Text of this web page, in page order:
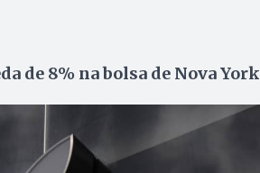
de 8% na bolsa de Nova York